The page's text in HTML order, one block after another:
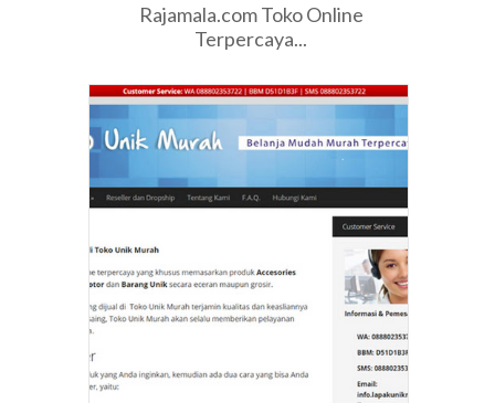
Rajamala.com Toko Online
Terpercaya...